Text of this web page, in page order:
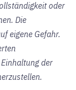
oder
Die
eigene Gefahr.
der